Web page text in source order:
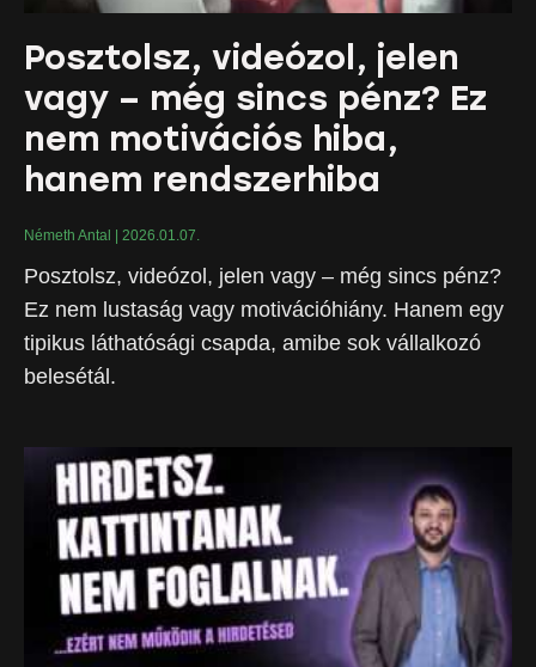
Posztolsz, videózol, jelen
vagy – még sincs pénz? Ez
nem motivációs hiba,
hanem rendszerhiba
Németh Antal 2026.01.07.
Posztolsz, videózol, jelen vagy – még sincs pénz?
Ez nem lustaság vagy motivációhiány. Hanem egy
tipikus láthatósági csapda, amibe sok vállalkozó
belesétál.